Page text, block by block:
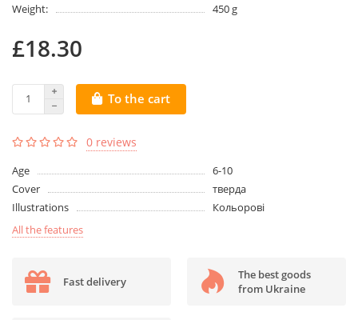
Weight:
450 g
£18.30
To the cart
0 reviews
Age
6-10
Cover
тверда
Illustrations
Кольорові
All the features
Fast delivery
The best goods
from Ukraine